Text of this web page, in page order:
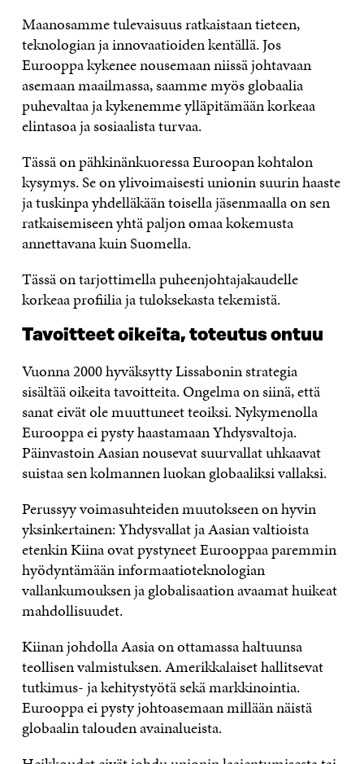
Maanosamme tulevaisuus ratkaistaan tieteen,
teknologian ja innovaatioiden kentällä. Jos
Eurooppa kykenee nousemaan niissä johtavaan
asemaan maailmassa, saamme myös globaalia
puhevaltaa ja kykenemme ylläpitämään korkeaa
elintasoa ja sosiaalista turvaa.
Tässä on pähkinänkuoressa Euroopan kohtalon
kysymys. Se on ylivoimaisesti unionin suurin haaste
ja tuskinpa yhdelläkään toisella jäsenmaalla on sen
ratkaisemiseen yhtä paljon omaa kokemusta
annettavana kuin Suomella.
Tässä on tarjottimella puheenjohtajakaudelle
korkeaa profiilia ja tuloksekasta tekemistä.
Tavoitteet oikeita, toteutus ontuu
Vuonna 2000 hyväksytty Lissabonin strategia
sisältää oikeita tavoitteita. Ongelma on siinä, että
sanat eivät ole muuttuneet teoiksi. Nykymenolla
Eurooppa ei pysty haastamaan Yhdysvaltoja.
Päinvastoin Aasian nousevat suurvallat uhkaavat
suistaa sen kolmannen luokan globaaliksi vallaksi.
Perussyy voimasuhteiden muutokseen on hyvin
yksinkertainen: Yhdysvallat ja Aasian valtioista
etenkin Kiina ovat pystyneet Eurooppaa paremmin
hyödyntämään informaatioteknologian
vallankumouksen ja globalisaation avaamat huikeat
mahdollisuudet.
Kiinan johdolla Aasia on ottamassa haltuunsa
teollisen valmistuksen. Amerikkalaiset hallitsevat
tutkimus- ja kehitystyötä sekä markkinointia.
Eurooppa ei pysty johtoasemaan millään näistä
globaalin talouden avainalueista.